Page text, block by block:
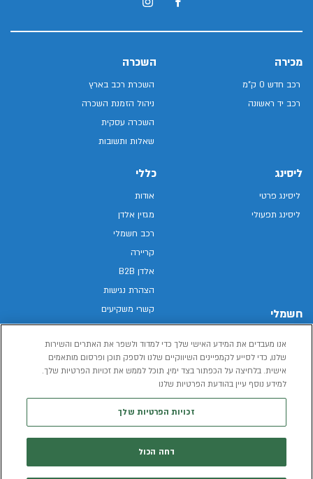
מכירה
רכב חדש 0 ק"מ
רכב יד ראשונה
השכרה
השכרת רכב בארץ
ניהול הזמנת השכרה
השכרה עסקית
שאלות ותשובות
ליסינג
ליסינג פרטי
ליסינג תפעולי
חשמלי
רכב חשמלי
הכל על רכב חשמלי
כללי
אודות
מגזין אלדן
רכב חשמלי
קריירה
אלדן B2B
הצהרת נגישות
קשרי משקיעים
מפת האתר
מדיניות פרטיות
תנאי שימוש
המידע שיימסר על ידך במהלך השימוש באתר יישמר וישמש את אלדן, או צד שלישי,
אנו מעבדים את המידע האישי שלך כדי למדוד ולשפר את האתרים והשירות
שלנו, כדי לסייע לקמפיינים השיווקיים שלנו ולספק תוכן ופרסום מותאמים
אישית. בלחיצה על הכפתור בצד ימין, תוכל לממש את זכויות הפרטיות שלך.
למידע נוסף עיין בהודעת הפרטיות שלנו
זכויות הפרטיות שלך
דחה הכול